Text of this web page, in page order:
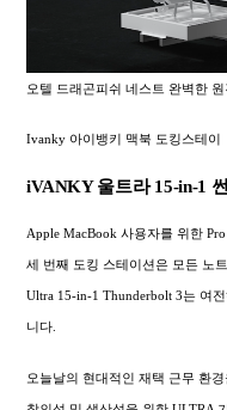
오텔 드래곤피쉬 네스트 완벽한
Ivanky 아이뱅키 맥북 도킹스테이
iVANKY 울트라 15-in-1
Apple MacBook 사용자를 위한
세 번째 도킹 스테이션은 모든 노
Ultra 15-in-1 Thunderbolt 3는 여
니다.
오늘날의 현대적인 재택 근무 환